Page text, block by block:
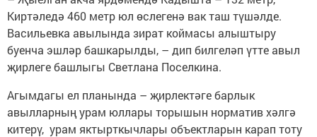
Киртәледә 460 метр юл өслегенә вак таш түшәлде.
Васильевка авылында зират коймасы алыштыру
буенча эшләр башкарылды, – дип билгеләп үтте авыл
җирлеге башлыгы ­Светлана ­Поселкина.
Агымдагы ел планында – җирлектәге барлык
авылларның урам юллары торышын норматив хәлгә
китерү, урам яктырткычлары объектларын карап тоту